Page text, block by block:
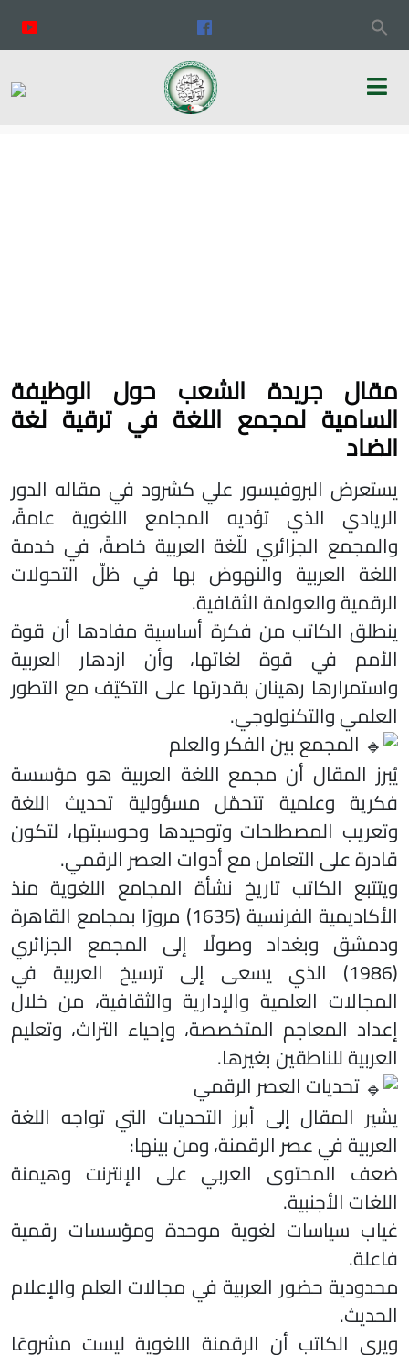
مقال جريدة الشعب حول الوظيفة
السامية لمجمع اللغة في ترقية لغة
الضاد
يستعرض البروفيسور علي كشرود في مقاله الدور
الريادي الذي تؤديه المجامع اللغوية عامةً،
والمجمع الجزائري للّغة العربية خاصةً، في خدمة
اللغة العربية والنهوض بها في ظلّ التحولات
الرقمية والعولمة الثقافية.
ينطلق الكاتب من فكرة أساسية مفادها أن قوة
الأمم في قوة لغاتها، وأن ازدهار العربية
واستمرارها رهينان بقدرتها على التكيّف مع التطور
العلمي والتكنولوجي.
المجمع بين الفكر والعلم
يُبرز المقال أن مجمع اللغة العربية هو مؤسسة
فكرية وعلمية تتحمّل مسؤولية تحديث اللغة
وتعريب المصطلحات وتوحيدها وحوسبتها، لتكون
قادرة على التعامل مع أدوات العصر الرقمي.
ويتتبع الكاتب تاريخ نشأة المجامع اللغوية منذ
الأكاديمية الفرنسية (1635) مرورًا بمجامع القاهرة
ودمشق وبغداد وصولًا إلى المجمع الجزائري
(1986) الذي يسعى إلى ترسيخ العربية في
المجالات العلمية والإدارية والثقافية، من خلال
إعداد المعاجم المتخصصة، وإحياء التراث، وتعليم
العربية للناطقين بغيرها.
تحديات العصر الرقمي
يشير المقال إلى أبرز التحديات التي تواجه اللغة
العربية في عصر الرقمنة، ومن بينها:
ضعف المحتوى العربي على الإنترنت وهيمنة
اللغات الأجنبية.
غياب سياسات لغوية موحدة ومؤسسات رقمية
فاعلة.
محدودية حضور العربية في مجالات العلم والإعلام
الحديث.
ويرى الكاتب أن الرقمنة اللغوية ليست مشروعًا